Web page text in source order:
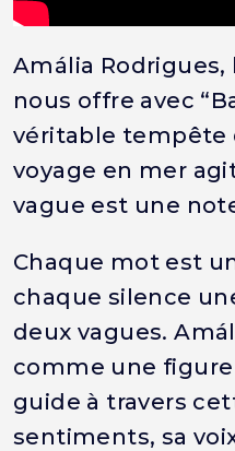
Amália Rodrigues,
nous offre avec
véritable tempête
voyage en mer
vague est une
Chaque mot est
chaque silence
deux vagues.
comme une
guide à travers
sentiments, sa